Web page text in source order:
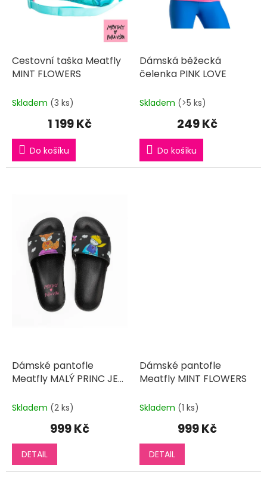
Cestovní taška Meatfly
MINT FLOWERS
Skladem (3 ks)
1 199 Kč
Do košíku
Dámská běžecká
čelenka PINK LOVE
Skladem (>5 ks)
249 Kč
Do košíku
Dámské pantofle
Meatfly MALÝ PRINC JE
Skladem (2 ks)
999 Kč
DETAIL
Dámské pantofle
Meatfly MINT FLOWERS
Skladem (1 ks)
999 Kč
DETAIL